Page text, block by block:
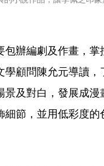
辦編劇及作畫，
顧問陳允元導讀
及對白，發展成
節，並用低彩度